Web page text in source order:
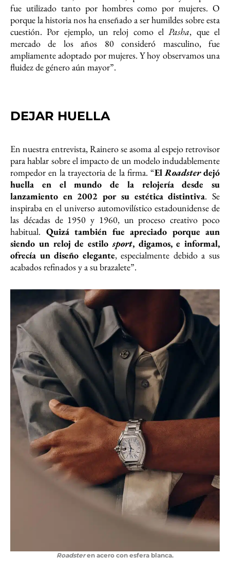
fue utilizado tanto por hombres como por mujeres. O
porque la historia nos ha enseñado a ser humildes sobre esta
cuestión. Por ejemplo, un reloj como elPasha, que el
mercado de los años 80 consideró masculino, fue
ampliamente adoptado por mujeres. Y hoy observamos una
fluidez de género aún mayor”.
DEJAR HUELLA
En nuestra entrevista, Rainero se asoma al espejo retrovisor
para hablar sobre el impacto de un modelo indudablemente
rompedor en la trayectoria de la firma. “ElRoadsterdejó
huella en el mundo de la relojería desde su
lanzamiento en 2002 por su estética distintiva. Se
inspiraba en el universo automovilístico estadounidense de
las décadas de 1950 y 1960, un proceso creativo poco
habitual. Quizá también fue apreciado porque aun
siendo un reloj de estilosport, digamos, e informal,
ofrecía un diseño elegante, especialmente debido a sus
acabados refinados y a su brazalete”.
Roadsteren acero con esfera blanca.